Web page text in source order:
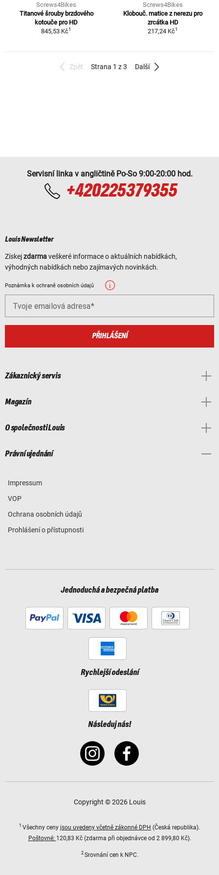
Screws4Bikes
Titanové šrouby brzdového
kotouče pro HD
845,53 Kč1
Screws4Bikes
Klobouč. matice z nerezu pro
zrcátka HD
217,24 Kč1
Zpět Strana 1 z 3 Další
Servisní linka v angličtině Po-So 9:00-20:00 hod.
+420225379355
Louis Newsletter
Získejzdarmaveškeré informace o aktuálních nabídkách,
výhodných nabídkách nebo zajímavých novinkách.
Poznámka k ochraně osobních údajů
Tvoje emailová adresa
PŘIHLÁŠENÍ
Zákaznický servis
Magazín
O společnosti Louis
Právní ujednání
Impressum
VOP
Ochrana osobních údajů
Prohlášení o přístupnosti
Jednoduchá a bezpečná platba
Rychlejší odeslání
Následuj nás!
Copyright © 2026 Louis
1 Všechny ceny jsou uvedeny včetně zákonné DPH (Česká republika).
Poštovné: 120,83 Kč (zdarma při objednávce od 2 899,80 Kč).
2 Srovnání cen k NPC.